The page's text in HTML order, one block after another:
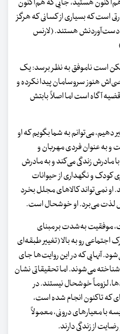
هستید، جایی که هم‌اکنون
است که بسیاری از کسانی که هرگز
هستند. (لارنس
است ناموفق به نظر برسد: یک
هنوز سروسامان پیدا نکرده و
آگاه است اما اصلاً بابتش
دهیم، می‌توانم به شما بگویم که او
و به عنوان فردی مهربان و
مادرش زندگی می‌کند و به مادرش
کودک و نگهداری از حیوانات
او نمی‌تواند کالاهای مجلل بخرد
لذت می‌برد. او خوشحال است.
موفقیت به‌شدت بر مبنای
رو به‌ بالا (تغییر طبقه‌ای
آنهایی که در این روایت‌ها جای
شناخته می‌شوند. اما تحقیقاتی نشان
لزوماً خوشحال نیستند. در
تاکنون انجام شده است،
با معیارهای درونی، معمولاً
از زندگی دارند.